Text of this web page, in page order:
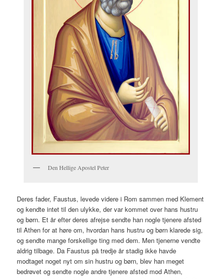
Den Hellige Apostel Peter
Deres fader, Faustus, levede videre i Rom sammen med Klement
og kendte intet til den ulykke, der var kommet over hans hustru
og børn. Et år efter deres afrejse sendte han nogle tjenere afsted
til Athen for at høre om, hvordan hans hustru og børn klarede sig,
og sendte mange forskellige ting med dem. Men tjenerne vendte
aldrig tilbage. Da Faustus på tredje år stadig ikke havde
modtaget noget nyt om sin hustru og børn, blev han meget
bedrøvet og sendte nogle andre tjenere afsted mod Athen,